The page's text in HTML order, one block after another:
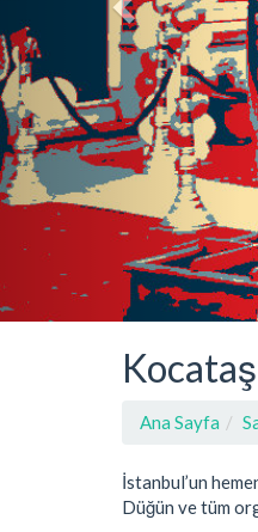
Ana Sayfa
İstanbul’un
Düğün ve tüm